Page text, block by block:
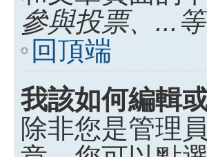
參與投票、...等
回頂端
我該如何編輯
除非您是管理